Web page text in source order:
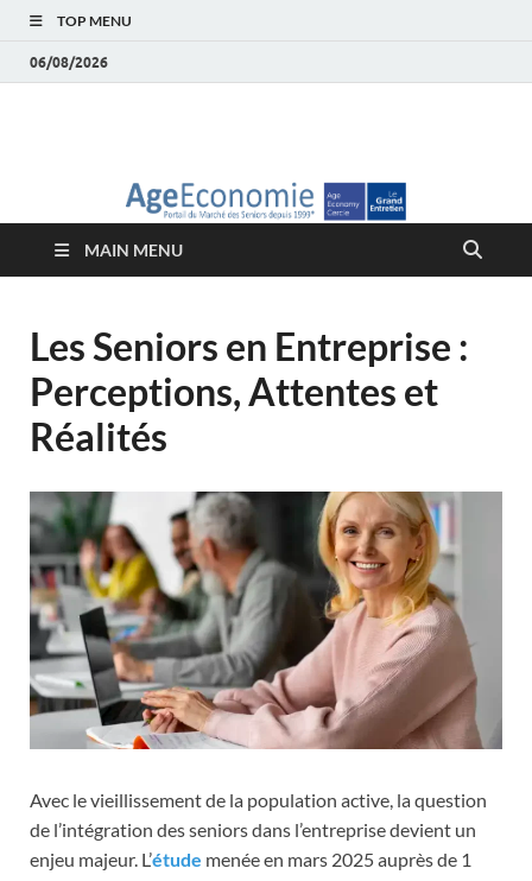
TOP MENU
06/08/2026
économie – Marché
des Seniors
MAIN MENU
Les Seniors en Entreprise :
Perceptions, Attentes et
Réalités
Avec le vieillissement de la population active, la question
de l’intégration des seniors dans l’entreprise devient un
enjeu majeur. L’étude menée en mars 2025 auprès de 1